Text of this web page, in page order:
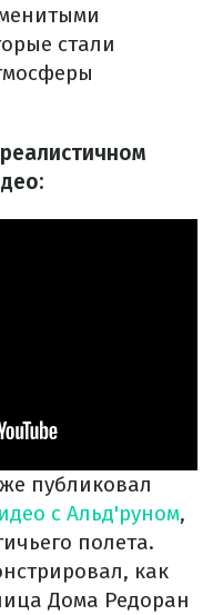
стали
публиковал
с Альд'руном,
полета.
как
Дома Редоран